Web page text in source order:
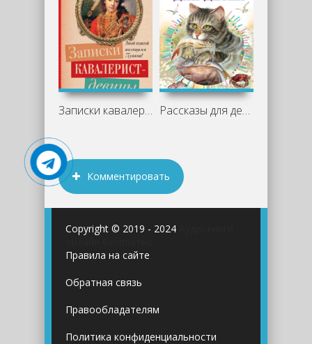
Записки кавалерист-девицы - Надежда Рассказы для детей - Борис Житков
Комментировать
Copyright © 2019 - 2024
Правила на сайте
Обратная связь
Правообладателям
Политика конфиденциальности